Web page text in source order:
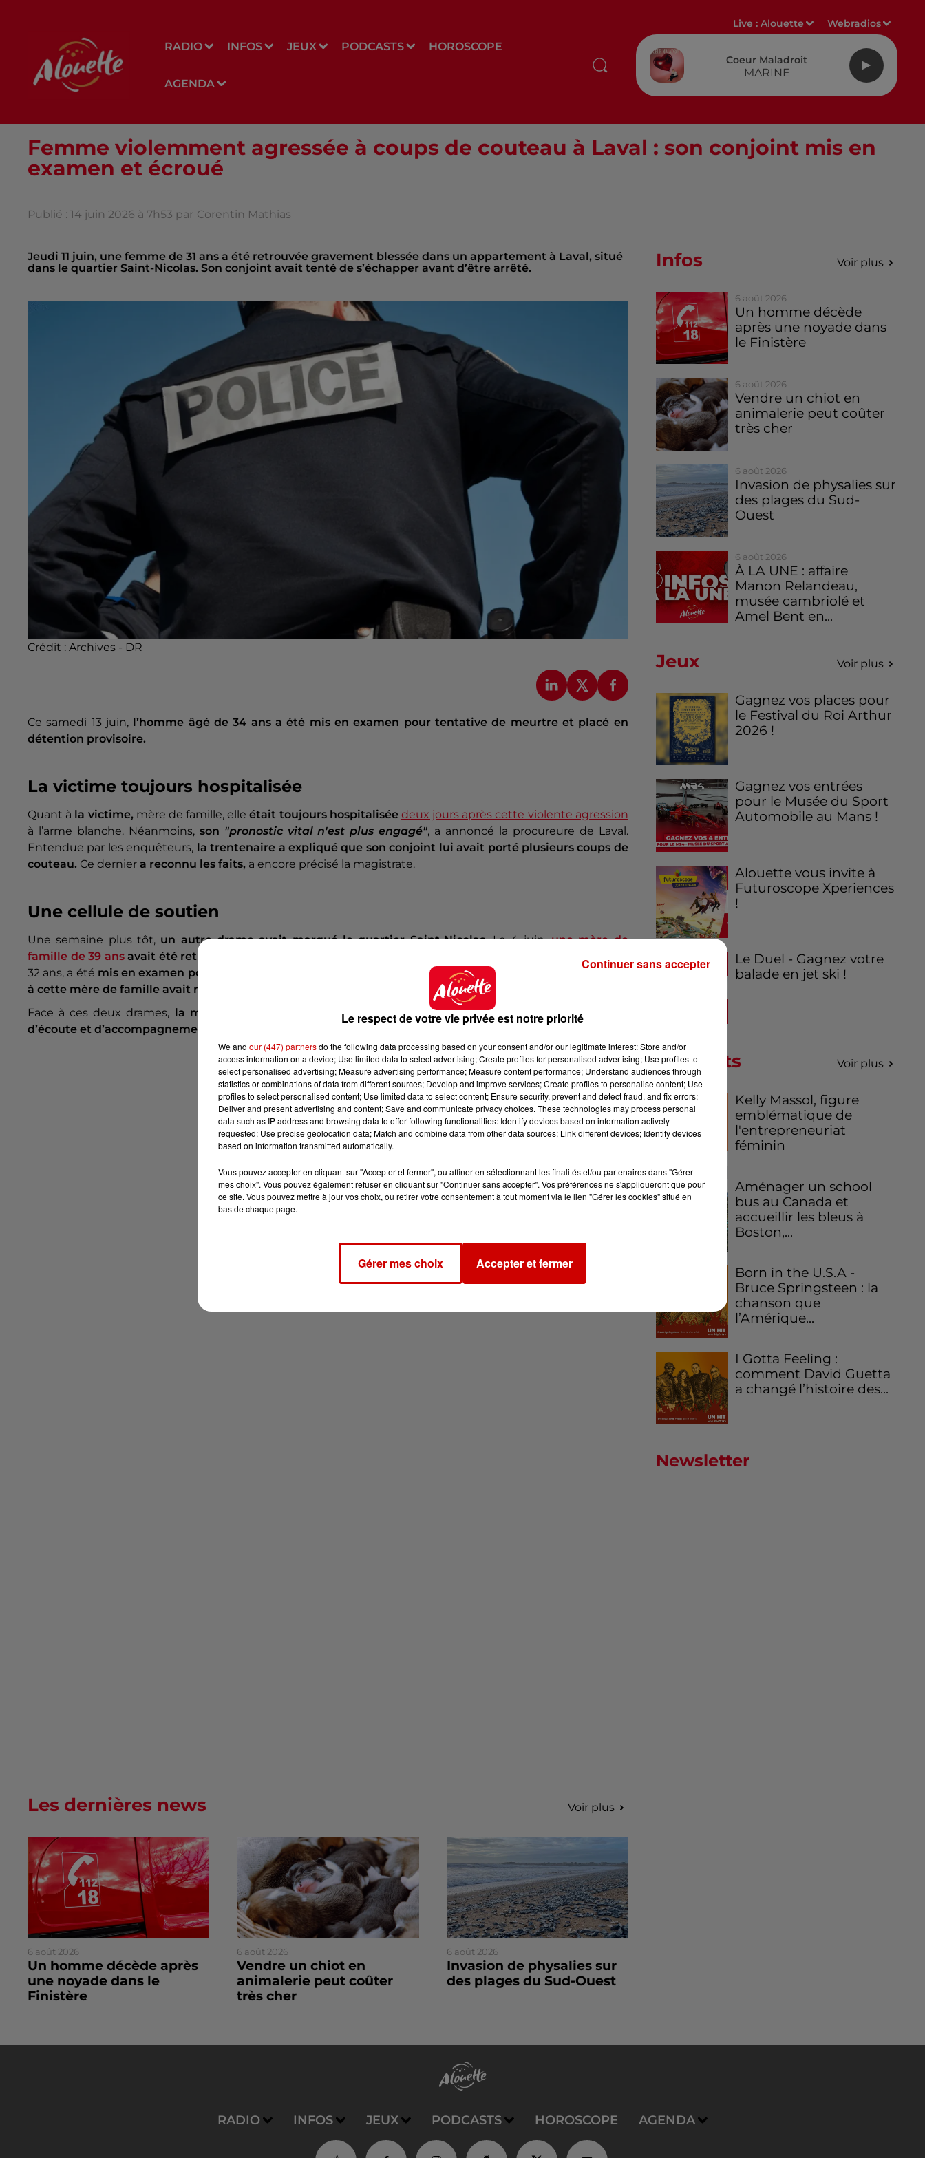
RADIO INFOS JEUX PODCASTS HOROSCOPE
AGENDA
Live :Alouette Webradios
Coeur Maladroit
MARINE
Femme violemment agressée à coups de couteau à Laval : son conjoint mis en
examen et écroué
Publié : 14 juin 2026 à 7h53 par Corentin Mathias
Jeudi 11 juin, une femme de 31 ans a été retrouvée gravement blessée dans un appartement à Laval, situé
dans le quartier Saint-Nicolas. Son conjoint avait tenté de s’échapper avant d’être arrêté.
Crédit : Archives - DR
Ce samedi 13 juin, l’homme âgé de 34 ans a été mis en examen pour tentative de meurtre et placé en
détention provisoire.
La victime toujours hospitalisée
Quant à la victime, mère de famille, elleétait toujours hospitalisée deux jours après cette violente agression
à l’arme blanche. Néanmoins, son "pronostic vital n'est plus engagé", a annoncé la procureure de Laval.
Entendue par les enquêteurs, la trentenaire a expliqué que son conjoint lui avait porté plusieurs coups de
couteau. Ce dernier a reconnu les faits, a encore précisé la magistrate.
Une cellule de soutien
Une semaine plus tôt, un autre drame avait marqué le quartier Saint-Nicolas.Le 4 juin,une mère de
famille de 39 ansavait été retrouvée morte
32 ans, a été mis en examen pour meurtre et écroué. Dimanche dernierune marche blanche
en hommage
à cette mère de famille avait réuni 600 personnes.
Face à ces deux drames, la mairie de Laval ouvrira ce lundi, dans le quartier Saint-Nicolas, un espace
d’écoute et d’accompagnement,
pour les habitants du quartier.
Infos Voir plus
6 août 2026
Un homme décède
après une noyade dans
le Finistère
6 août 2026
Vendre un chiot en
animalerie peut coûter
très cher
6 août 2026
Invasion de physalies sur
des plages du Sud-
Ouest
6 août 2026
À LA UNE : affaire
Manon Relandeau,
musée cambriolé et
Amel Bent en...
Jeux Voir plus
Gagnez vos places pour
le Festival du Roi Arthur
2026 !
Gagnez vos entrées
pour le Musée du Sport
Automobile au Mans !
Alouette vous invite à
Futuroscope Xperiences
!
Le Duel - Gagnez votre
balade en jet ski !
Podcasts Voir plus
Kelly Massol, figure
emblématique de
l'entrepreneuriat
féminin
Aménager un school
bus au Canada et
accueillir les bleus à
Boston,...
Born in the U.S.A -
Bruce Springsteen : la
chanson que
l’Amérique...
I Gotta Feeling :
comment David Guetta
a changé l’histoire des...
Newsletter
Les dernières news Voir plus
6 août 2026
Un homme décède après
une noyade dans le
Finistère
6 août 2026
Vendre un chiot en
animalerie peut coûter
très cher
6 août 2026
Invasion de physalies sur
des plages du Sud-Ouest
RADIO INFOS JEUX PODCASTS HOROSCOPE AGENDA
Le respect de votre vie privée est notre priorité
We and our (447) partnersdo the following data processing based on your consent and/or our legitimate interest: Store and/or
access information on a device; Use limited data to select advertising; Create profiles for personalised advertising; Use profiles to
select personalised advertising; Measure advertising performance; Measure content performance; Understand audiences through
statistics or combinations of data from different sources; Develop and improve services; Create profiles to personalise content; Use
profiles to select personalised content; Use limited data to select content; Ensure security, prevent and detect fraud, and fix errors;
Deliver and present advertising and content; Save and communicate privacy choices. These technologies may process personal
data such as IP address and browsing data to offer following functionalities: Identify devices based on information actively
requested; Use precise geolocation data; Match and combine data from other data sources; Link different devices; Identify devices
based on information transmitted automatically.
Vous pouvez accepter en cliquant sur "Accepter et fermer", ou affiner en sélectionnant les finalités et/ou partenaires dans "Gérer
mes choix". Vous pouvez également refuser en cliquant sur "Continuer sans accepter". Vos préférences ne s'appliqueront que pour
ce site. Vous pouvez mettre à jour vos choix, ou retirer votre consentement à tout moment via le lien "Gérer les cookies" situé en
bas de chaque page.
Gérer mes choix Accepter et fermer
Continuer sans accepter